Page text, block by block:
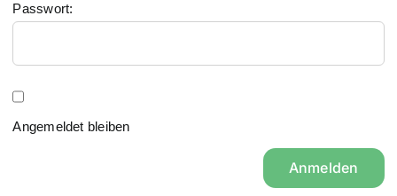
Passwort:
Angemeldet bleiben
Anmelden